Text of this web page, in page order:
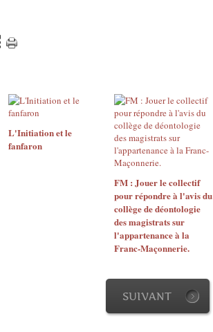
L'Initiation et le
fanfaron
FM : Jouer le collectif
pour répondre à l'avis du
collège de déontologie
des magistrats sur
l'appartenance à la
Franc-Maçonnerie.
SUIVANT